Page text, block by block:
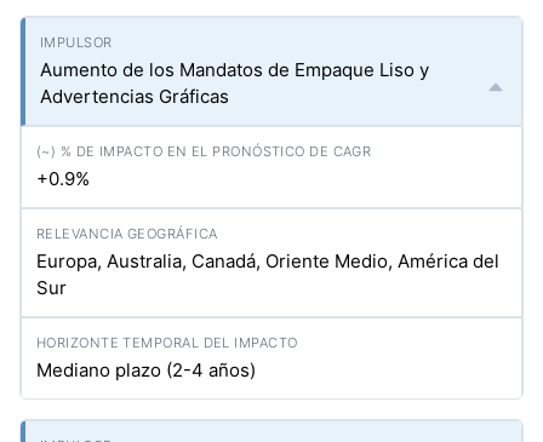
Aumento de los Mandatos de Empaque Liso y
Advertencias Gráficas
+0.9%
Europa, Australia, Canadá, Oriente Medio, América del
Sur
Mediano plazo (2-4 años)